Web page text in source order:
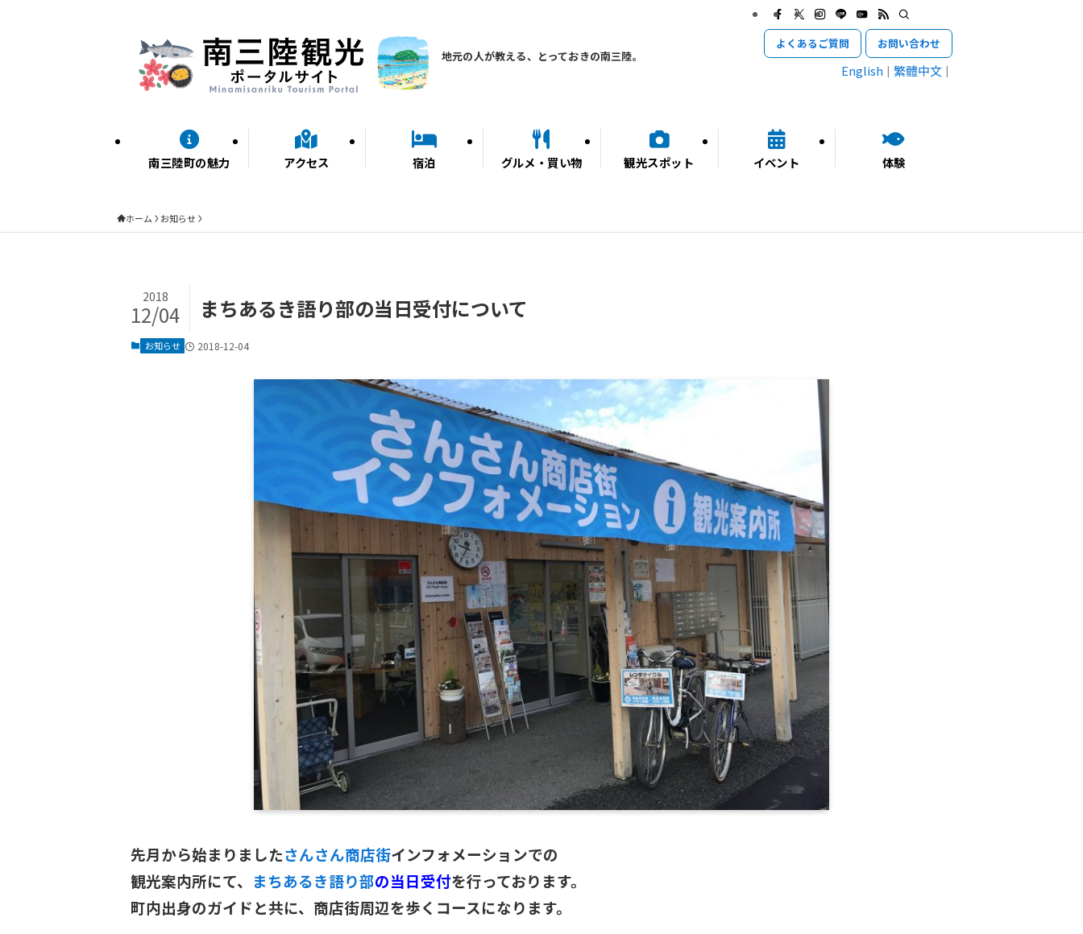
地元の人が教える、とっておきの南三陸。
南三陸町の魅力 アクセス 宿泊 グルメ・買い物 観光スポット イベント 体験
よくあるご質問 お問い合わせ
English 繁體中文
ホーム お知らせ
まちあるき語り部の当日受付について
2018
12/04
お知らせ 2018-12-04
先月から始まりましたさんさん商店街インフォメーションでの
観光案内所にて、 まちあるき語り部の当日受付を行っております。
町内出身のガイドと共に、商店街周辺を歩くコースになります。